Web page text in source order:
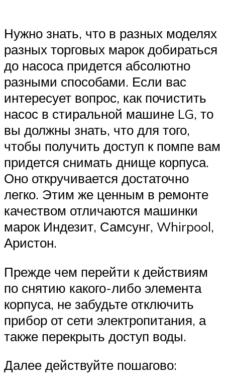
Нужно знать, что в разных моделях
разных торговых марок добираться
до насоса придется абсолютно
разными способами. Если вас
интересует вопрос, как почистить
насос в стиральной машине LG, то
вы должны знать, что для того,
чтобы получить доступ к помпе вам
придется снимать днище корпуса.
Оно откручивается достаточно
легко. Этим же ценным в ремонте
качеством отличаются машинки
марок Индезит, Самсунг, Whirpool,
Аристон.
Прежде чем перейти к действиям
по снятию какого-либо элемента
корпуса, не забудьте отключить
прибор от сети электропитания, а
также перекрыть доступ воды.
Далее действуйте пошагово: